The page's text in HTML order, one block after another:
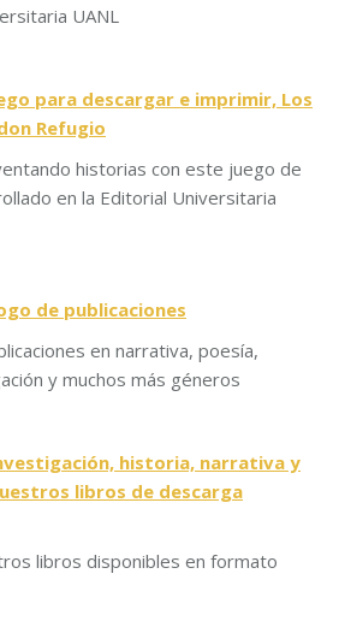
UANL
para descargar e imprimir, Los
Refugio
historias con este juego de
en la Editorial Universitaria
de publicaciones
en narrativa, poesía,
y muchos más géneros
historia, narrativa y
libros de descarga
libros disponibles en formato